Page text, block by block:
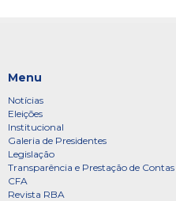
Menu
Notícias
Eleições
Institucional
Galeria de Presidentes
Legislação
Transparência e Prestação de Contas
CFA
Revista RBA